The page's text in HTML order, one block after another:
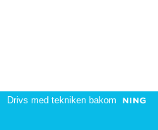
. Drivs med tekniken bakom